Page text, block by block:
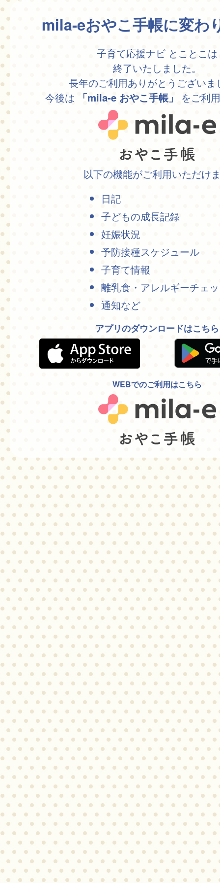
mila-eおやこ手帳に変わ
子育て応援ナビ とことこは
終了いたしました。
長年のご利用ありがとうございま
今後は
「mila-e おやこ手帳」 をご利
以下の機能がご利用いただけ
日記
子どもの成長記録
妊娠状況
予防接種スケジュール
子育て情報
離乳食・アレルギーチェ
通知など
アプリのダウンロードはこちら
WEBでのご利用はこちら